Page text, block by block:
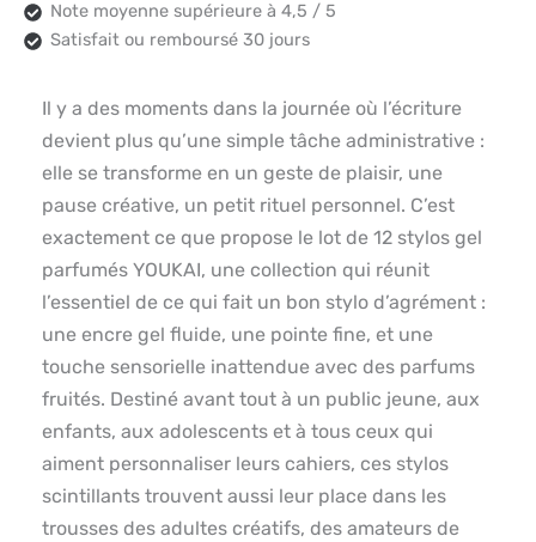
Note moyenne supérieure à 4,5 / 5
Satisfait ou remboursé 30 jours
Il y a des moments dans la journée où l’écriture
devient plus qu’une simple tâche administrative :
elle se transforme en un geste de plaisir, une
pause créative, un petit rituel personnel. C’est
exactement ce que propose le lot de 12 stylos gel
parfumés YOUKAI, une collection qui réunit
l’essentiel de ce qui fait un bon stylo d’agrément :
une encre gel fluide, une pointe fine, et une
touche sensorielle inattendue avec des parfums
fruités. Destiné avant tout à un public jeune, aux
enfants, aux adolescents et à tous ceux qui
aiment personnaliser leurs cahiers, ces stylos
scintillants trouvent aussi leur place dans les
trousses des adultes créatifs, des amateurs de